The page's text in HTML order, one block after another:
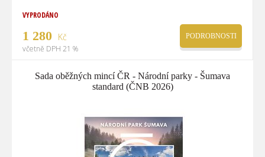
VYPRODÁNO
1 280 Kč
včetně DPH 21 %
PODROBNOSTI
Sada oběžných mincí ČR - Národní parky - Šumava
standard (ČNB 2026)